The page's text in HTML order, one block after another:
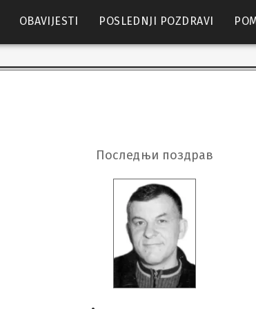
OBAVIJESTI POSLEDNJI POZDRAVI
Последњи поздрав